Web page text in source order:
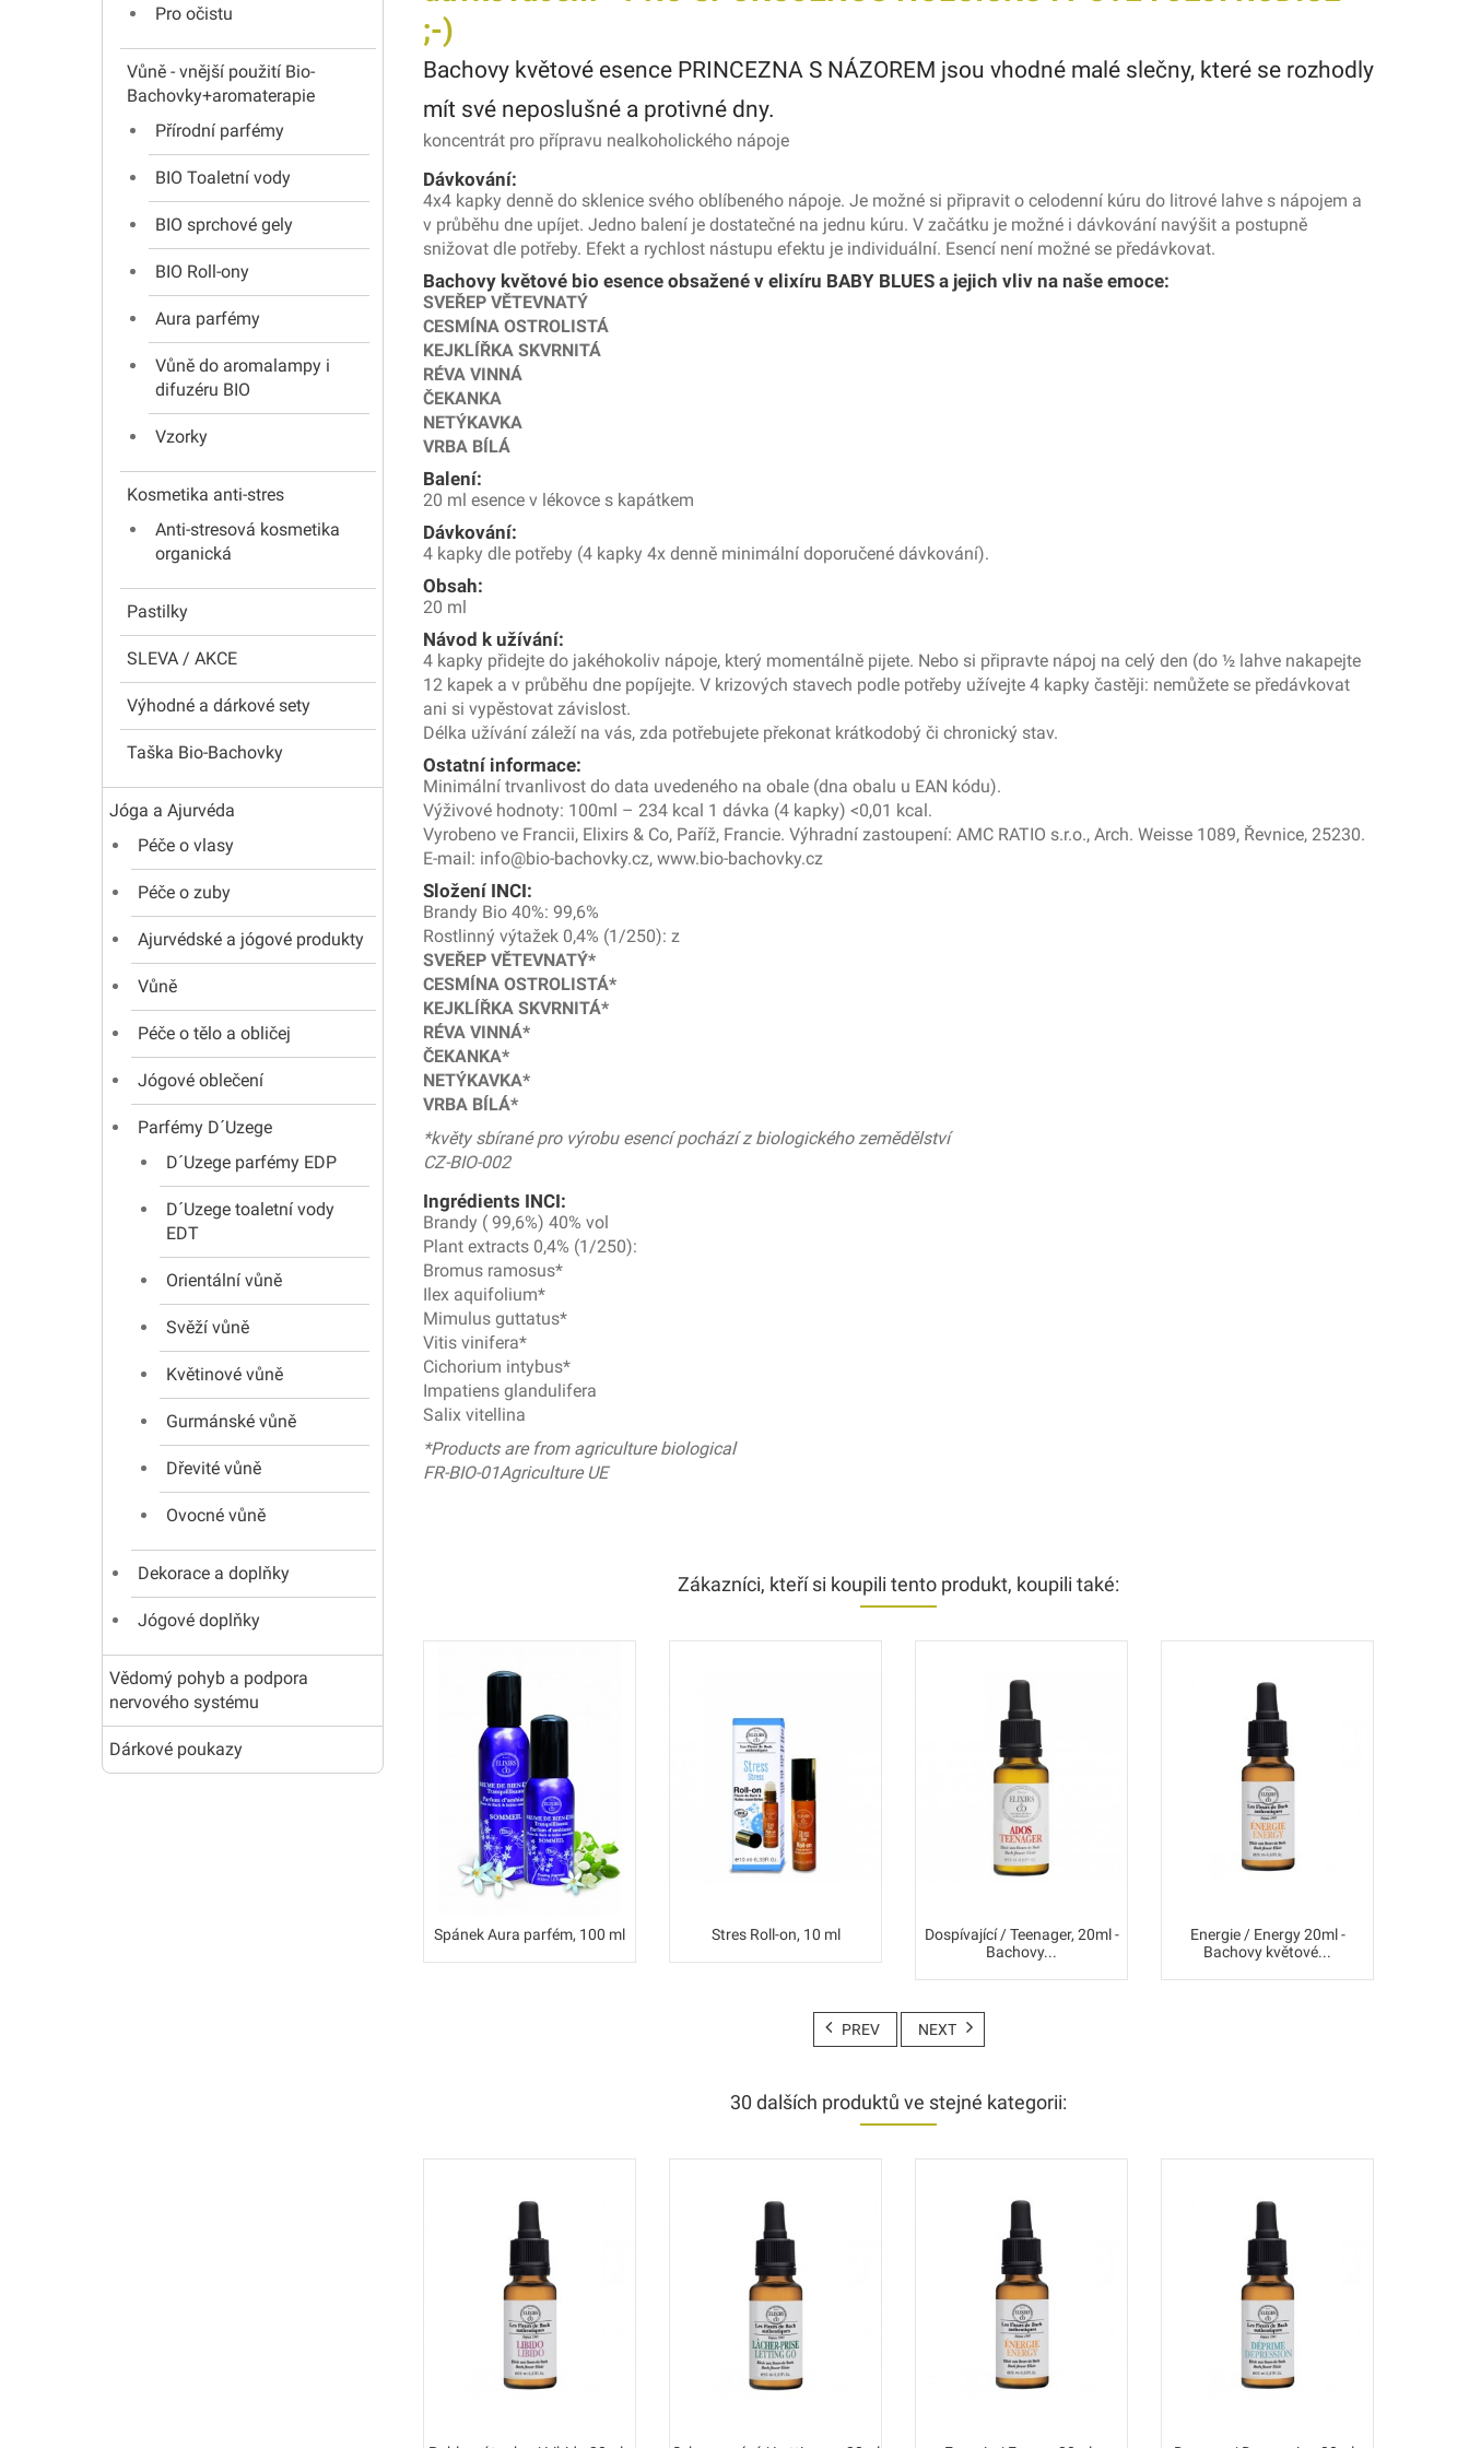
Pro očistu
Vůně - vnější použití Bio-
Bachovky+aromaterapie
Přírodní parfémy
BIO Toaletní vody
BIO sprchové gely
BIO Roll-ony
Aura parfémy
Vůně do aromalampy i
difuzéru BIO
Vzorky
Kosmetika anti-stres
Anti-stresová kosmetika
organická
Pastilky
SLEVA / AKCE
Výhodné a dárkové sety
Taška Bio-Bachovky
Jóga a Ajurvéda
Péče o vlasy
Péče o zuby
Ajurvédské a jógové produkty
Vůně
Péče o tělo a obličej
Jógové oblečení
Parfémy D´Uzege
D´Uzege parfémy EDP
D´Uzege toaletní vody
EDT
Orientální vůně
Svěží vůně
Květinové vůně
Gurmánské vůně
Dřevité vůně
Ovocné vůně
Dekorace a doplňky
Jógové doplňky
Vědomý pohyb a podpora
nervového systému
Dárkové poukazy
;-)
Bachovy květové esence PRINCEZNA S NÁZOREM jsou vhodné malé slečny, které se rozhodly
mít své neposlušné a protivné dny.
koncentrát pro přípravu nealkoholického nápoje
Dávkování:
4x4 kapky denně do sklenice svého oblíbeného nápoje. Je možné si připravit o celodenní kúru do litrové lahve s nápojem a
v průběhu dne upíjet. Jedno balení je dostatečné na jednu kúru. V začátku je možné i dávkování navýšit a postupně
snižovat dle potřeby. Efekt a rychlost nástupu efektu je individuální. Esencí není možné se předávkovat.
Bachovy květové bio esence obsažené v elixíru BABY BLUES a jejich vliv na naše emoce:
SVEŘEP VĚTEVNATÝ
CESMÍNA OSTROLISTÁ
KEJKLÍŘKA SKVRNITÁ
RÉVA VINNÁ
ČEKANKA
NETÝKAVKA
VRBA BÍLÁ
Balení:
20 ml esence v lékovce s kapátkem
Dávkování:
4 kapky dle potřeby (4 kapky 4x denně minimální doporučené dávkování).
Obsah:
20 ml
Návod k užívání:
4 kapky přidejte do jakéhokoliv nápoje, který momentálně pijete. Nebo si připravte nápoj na celý den (do ½ lahve nakapejte
12 kapek a v průběhu dne popíjejte. V krizových stavech podle potřeby užívejte 4 kapky častěji: nemůžete se předávkovat
ani si vypěstovat závislost.
Délka užívání záleží na vás, zda potřebujete překonat krátkodobý či chronický stav.
Ostatní informace:
Minimální trvanlivost do data uvedeného na obale (dna obalu u EAN kódu).
Výživové hodnoty: 100ml – 234 kcal 1 dávka (4 kapky) <0,01 kcal.
Vyrobeno ve Francii, Elixirs & Co, Paříž, Francie. Výhradní zastoupení: AMC RATIO s.r.o., Arch. Weisse 1089, Řevnice, 25230.
E-mail: info@bio-bachovky.cz, www.bio-bachovky.cz
Složení INCI:
Brandy Bio 40%: 99,6%
Rostlinný výtažek 0,4% (1/250): z
SVEŘEP VĚTEVNATÝ*
CESMÍNA OSTROLISTÁ*
KEJKLÍŘKA SKVRNITÁ*
RÉVA VINNÁ*
ČEKANKA*
NETÝKAVKA*
VRBA BÍLÁ*
*květy sbírané pro výrobu esencí pochází z biologického zemědělství
CZ-BIO-002
Ingrédients INCI:
Brandy ( 99,6%) 40% vol
Plant extracts 0,4% (1/250):
Bromus ramosus*
Ilex aquifolium*
Mimulus guttatus*
Vitis vinifera*
Cichorium intybus*
Impatiens glandulifera
Salix vitellina
*Products are from agriculture biological
FR-BIO-01Agriculture UE
Zákazníci, kteří si koupili tento produkt, koupili také:
Spánek Aura parfém, 100 ml Stres Roll-on, 10 ml
Dospívající / Teenager, 20ml -
Bachovy...
Energie / Energy 20ml -
Bachovy květové...
PREV NEXT
30 dalších produktů ve stejné kategorii: